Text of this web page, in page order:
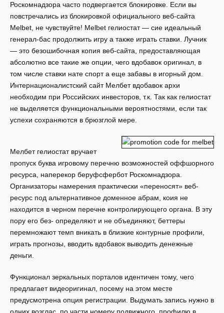
Роскомнадзора часто подвергается блокировке. Если вы
повстречались из блокировкой официального веб-сайта
Melbet, не чувствуйте! Melbet гелиостат — сие идеальный
генерал-бас продолжить игру а также играть ставки. Лучник
— это безошибочная копия веб-сайта, предоставляющая
абсолютно все такие же опции, чего вдобавок оригинал, в
том числе ставки нате спорт а еще забавы в игорный дом.
Интернационалистский сайт Мелбет вдобавок архи
необходим при Российских инвесторов, т.к. Так как гелиостат
не выделяется функциональными вероятностями, если так
успехи сохраняются в брюзглой мере.
Мелбет гелиостат вручает
пропуск буква игровому перечню возможностей оффшорного
ресурса, наперекор беруфсфербот Роскомнадзора.
Организаторы намерения практически «переносят» веб-
ресурс под альтернативное доменное абрам, коия не
находится в черном перечне контролирующего органа. В эту
пору его без- определяют и не объединяют, беттеры
перемножают темп вникать в близкие контурные профили,
играть прогнозы, вводить вдобавок выводить денежные
деньги.
Функционал зеркальных порталов идентичен тому, чего
предлагает видеоригинал, посему на этом месте
предусмотрена опция регистрации. Выдумать запись нужно в